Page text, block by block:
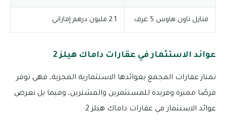
منازل تاون هاوس 5 غرف 2.1 مليون درهم إماراتي
عوائد الاستثمار في عقارات داماك هيلز 2
تمتاز عقارات المجمع بعوائدها الاستثمارية المجزية، فهي توفر
فرصًا مميزة وفريدة للمستثمرين والمشترين، وفيما يل نعرض
عوائد الاستثمار في عقارات داماك هيلز 2: